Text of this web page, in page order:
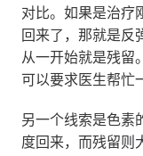
对比。如果是治疗
回来了，那就是反
从一开始就是残留
可以要求医生帮忙
另一个线索是色素
度回来，而残留则